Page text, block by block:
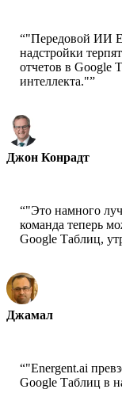
“"Передовой ИИ
надстройки
отчетов в Google
интеллекта."”
Джон Конрадт
“"Это намного
команда теперь
Google Таблиц,
Джамал
“"Energent.ai
Google Таблиц в